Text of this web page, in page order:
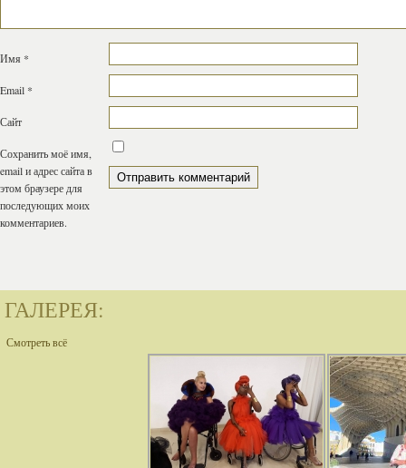
Имя *
Email *
Сайт
Сохранить моё имя,
email и адрес сайта в
этом браузере для
последующих моих
комментариев.
ГАЛЕРЕЯ:
Смотреть всё